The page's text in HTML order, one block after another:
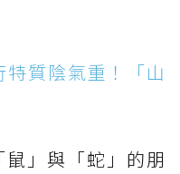
質陰氣重！「山
」與「蛇」的朋